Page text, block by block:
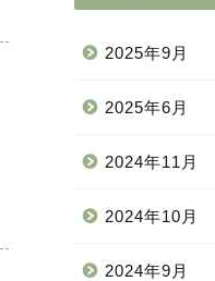
2025年9月
2025年6月
2024年11月
2024年10月
2024年9月